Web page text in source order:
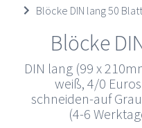
Blöcke DIN lang 50 Blatt
Blöcke
DIN lang (99 x
weiß, 4/0
schneiden-auf
(4-6